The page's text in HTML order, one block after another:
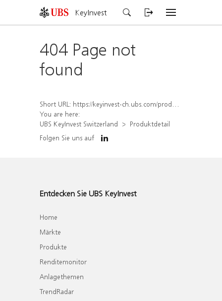
KeyInvest
404 Page not
found
Short URL: https://keyinvest-ch.ubs.com/produkt/detail/index/isin/CH1558307299
You are here:
UBS KeyInvest Switzerland
Produktdetail
Folgen Sie uns auf
Entdecken Sie UBS KeyInvest
Home
Märkte
Produkte
Renditemonitor
Anlagethemen
TrendRadar